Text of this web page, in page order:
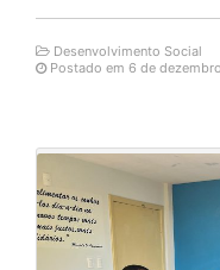
Desenvolvimento Social
Postado em 6 de